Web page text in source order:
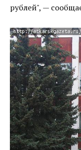
рублей", —